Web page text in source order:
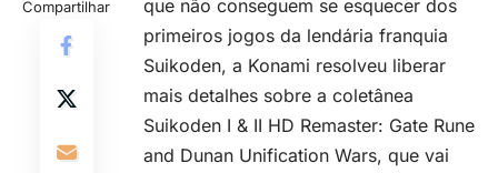
Compartilhar
que não conseguem se esquecer dos
primeiros jogos da lendária franquia
Suikoden, a Konami resolveu liberar
mais detalhes sobre a coletânea
Suikoden I & II HD Remaster: Gate Rune
and Dunan Unification Wars, que vai